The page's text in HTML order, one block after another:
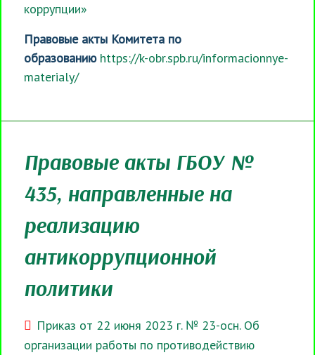
коррупции»
Правовые акты Комитета по
образованию https://k-obr.spb.ru/informacionnye-
materialy/
Правовые акты ГБОУ №
435, направленные на
реализацию
антикоррупционной
политики
Приказ от 22 июня 2023 г. № 23-осн. Об
организации работы по противодействию